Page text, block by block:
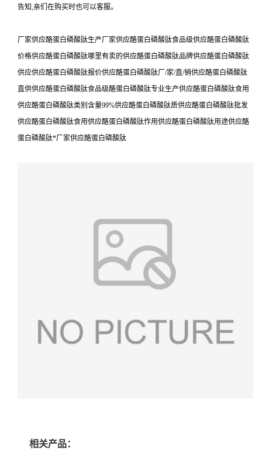
告知,亲们在购买时也可以客服。
厂家供应酪蛋白磷酸肽生产厂家供应酪蛋白磷酸肽食品级供应酪蛋白磷酸肽
价格供应酪蛋白磷酸肽哪里有卖的供应酪蛋白磷酸肽品牌供应酪蛋白磷酸肽
供应供应酪蛋白磷酸肽报价供应酪蛋白磷酸肽厂/家/直/销供应酪蛋白磷酸肽
直供供应酪蛋白磷酸肽食品级酪蛋白磷酸肽专业生产供应酪蛋白磷酸肽食用
供应酪蛋白磷酸肽类别含量99%供应酪蛋白磷酸肽质供应酪蛋白磷酸肽批发
供应酪蛋白磷酸肽食用供应酪蛋白磷酸肽作用供应酪蛋白磷酸肽用途供应酪
蛋白磷酸肽*厂家供应酪蛋白磷酸肽
相关产品：